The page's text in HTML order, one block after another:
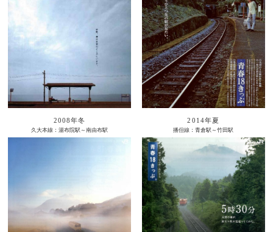
2008年冬
久大本線：湯布院駅～南由布駅
2014年夏
播但線：青倉駅～竹田駅